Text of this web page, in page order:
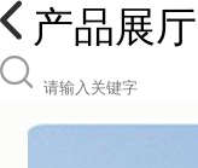
产品展厅